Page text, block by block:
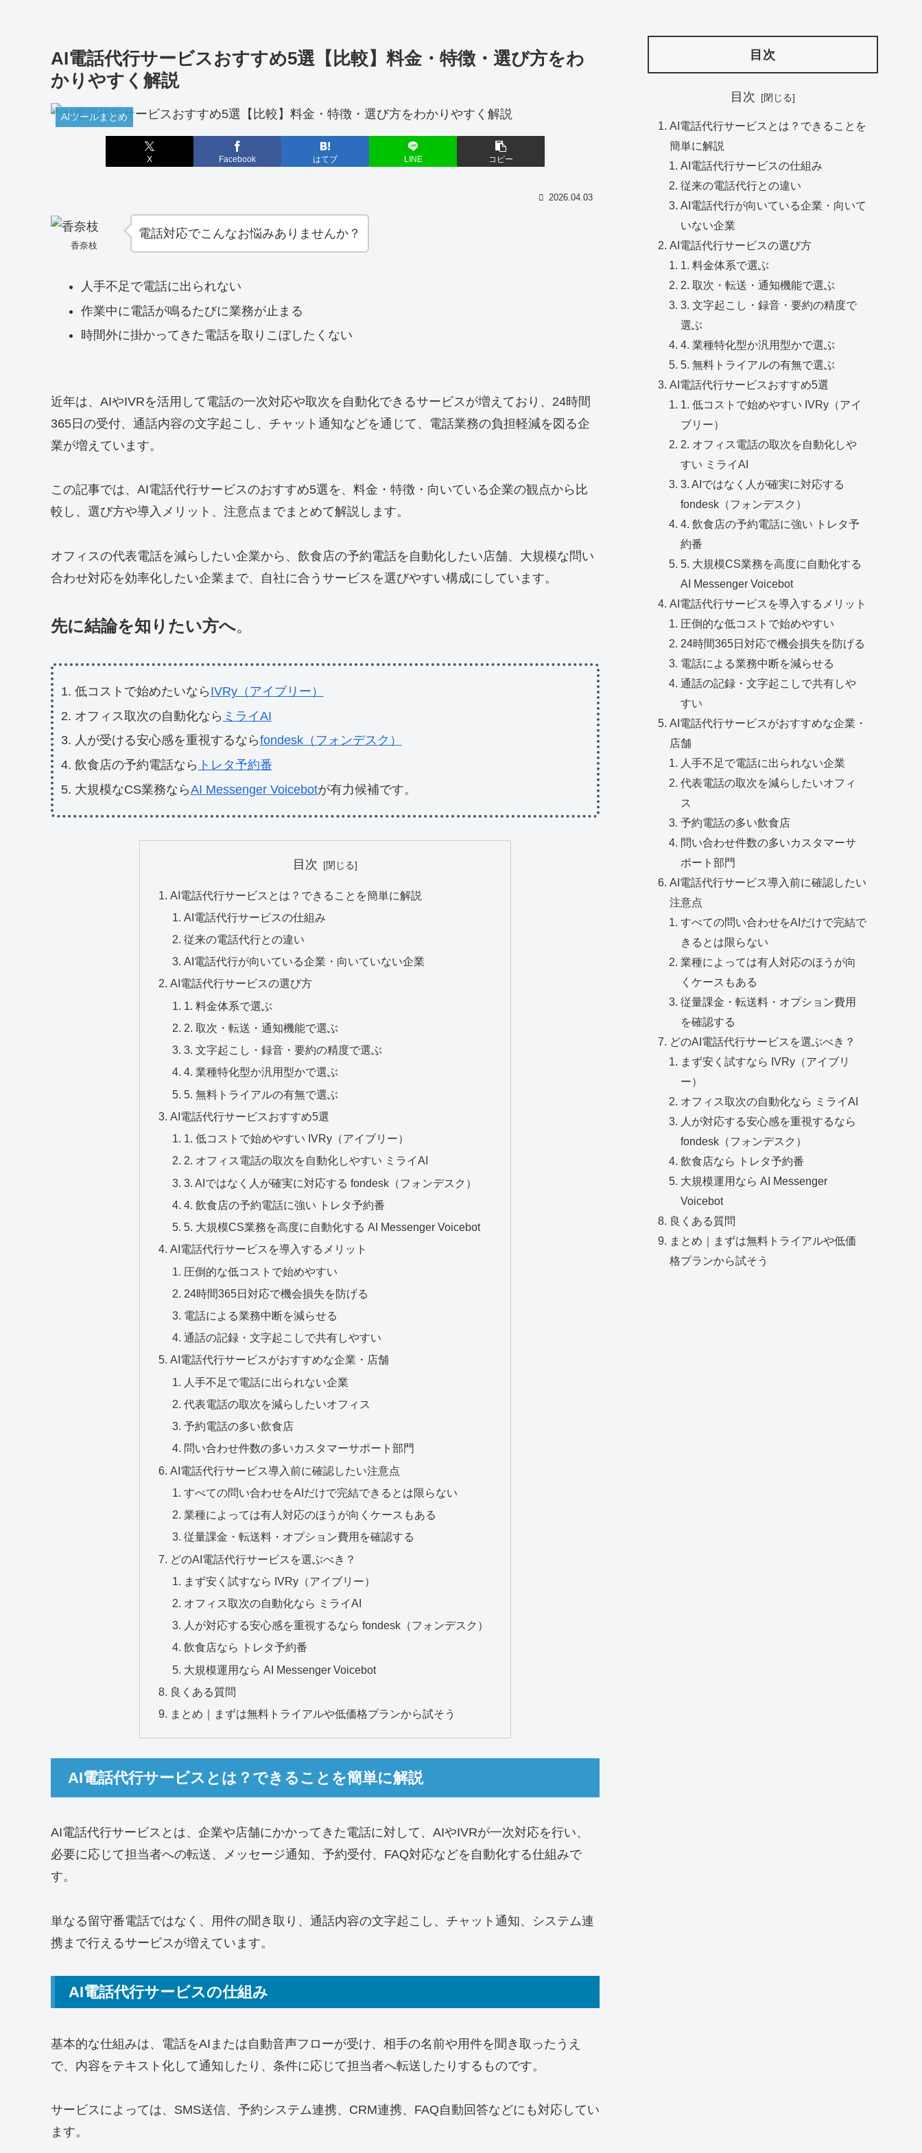
AI電話代行サービスおすすめ5選【比較】料金・特徴・選び方をわ
かりやすく解説
AIツールまとめ
X Facebook はてブ LINE コピー
2026.04.03
香奈枝
電話対応でこんなお悩みありませんか？
人手不足で電話に出られない
作業中に電話が鳴るたびに業務が止まる
時間外に掛かってきた電話を取りこぼしたくない
近年は、AIやIVRを活用して電話の一次対応や取次を自動化できるサービスが増えており、24時間
365日の受付、通話内容の文字起こし、チャット通知などを通じて、電話業務の負担軽減を図る企
業が増えています。
この記事では、AI電話代行サービスのおすすめ5選を、料金・特徴・向いている企業の観点から比
較し、選び方や導入メリット、注意点までまとめて解説します。
オフィスの代表電話を減らしたい企業から、飲食店の予約電話を自動化したい店舗、大規模な問い
合わせ対応を効率化したい企業まで、自社に合うサービスを選びやすい構成にしています。
先に結論を知りたい方へ。
低コストで始めたいなら IVRy（アイブリー）
オフィス取次の自動化なら ミライAI
人が受ける安心感を重視するならfondesk（フォンデスク）
飲食店の予約電話なら トレタ予約番
大規模なCS業務ならAI Messenger Voicebotが有力候補です。
目次
AI電話代行サービスとは？できることを簡単に解説
AI電話代行サービスの仕組み
従来の電話代行との違い
AI電話代行が向いている企業・向いていない企業
AI電話代行サービスの選び方
1. 料金体系で選ぶ
2. 取次・転送・通知機能で選ぶ
3. 文字起こし・録音・要約の精度で選ぶ
4. 業種特化型か汎用型かで選ぶ
5. 無料トライアルの有無で選ぶ
AI電話代行サービスおすすめ5選
1. 低コストで始めやすい IVRy（アイブリー）
2. オフィス電話の取次を自動化しやすい ミライAI
3. AIではなく人が確実に対応する fondesk（フォンデスク）
4. 飲食店の予約電話に強い トレタ予約番
5. 大規模CS業務を高度に自動化する AI Messenger Voicebot
AI電話代行サービスを導入するメリット
圧倒的な低コストで始めやすい
24時間365日対応で機会損失を防げる
電話による業務中断を減らせる
通話の記録・文字起こしで共有しやすい
AI電話代行サービスがおすすめな企業・店舗
人手不足で電話に出られない企業
代表電話の取次を減らしたいオフィス
予約電話の多い飲食店
問い合わせ件数の多いカスタマーサポート部門
AI電話代行サービス導入前に確認したい注意点
すべての問い合わせをAIだけで完結できるとは限らない
業種によっては有人対応のほうが向くケースもある
従量課金・転送料・オプション費用を確認する
どのAI電話代行サービスを選ぶべき？
まず安く試すなら IVRy（アイブリー）
オフィス取次の自動化なら ミライAI
人が対応する安心感を重視するなら fondesk（フォンデスク）
飲食店なら トレタ予約番
大規模運用なら AI Messenger Voicebot
良くある質問
まとめ｜まずは無料トライアルや低価格プランから試そう
AI電話代行サービスとは？できることを簡単に解説
AI電話代行サービスとは、企業や店舗にかかってきた電話に対して、AIやIVRが一次対応を行い、
必要に応じて担当者への転送、メッセージ通知、予約受付、FAQ対応などを自動化する仕組みで
す。
単なる留守番電話ではなく、用件の聞き取り、通話内容の文字起こし、チャット通知、システム連
携まで行えるサービスが増えています。
AI電話代行サービスの仕組み
基本的な仕組みは、電話をAIまたは自動音声フローが受け、相手の名前や用件を聞き取ったうえ
で、内容をテキスト化して通知したり、条件に応じて担当者へ転送したりするものです。
サービスによっては、SMS送信、予約システム連携、CRM連携、FAQ自動回答などにも対応してい
ます。
目次
目次
AI電話代行サービスとは？できることを
簡単に解説
AI電話代行サービスの仕組み
従来の電話代行との違い
AI電話代行が向いている企業・向いて
いない企業
AI電話代行サービスの選び方
1. 料金体系で選ぶ
2. 取次・転送・通知機能で選ぶ
3. 文字起こし・録音・要約の精度で
選ぶ
4. 業種特化型か汎用型かで選ぶ
5. 無料トライアルの有無で選ぶ
AI電話代行サービスおすすめ5選
1. 低コストで始めやすい IVRy（アイ
ブリー）
2. オフィス電話の取次を自動化しや
すい ミライAI
3. AIではなく人が確実に対応する
fondesk（フォンデスク）
4. 飲食店の予約電話に強い トレタ予
約番
5. 大規模CS業務を高度に自動化する
AI Messenger Voicebot
AI電話代行サービスを導入するメリット
圧倒的な低コストで始めやすい
24時間365日対応で機会損失を防げる
電話による業務中断を減らせる
通話の記録・文字起こしで共有しや
すい
AI電話代行サービスがおすすめな企業・
店舗
人手不足で電話に出られない企業
代表電話の取次を減らしたいオフィ
ス
予約電話の多い飲食店
問い合わせ件数の多いカスタマーサ
ポート部門
AI電話代行サービス導入前に確認したい
注意点
すべての問い合わせをAIだけで完結で
きるとは限らない
業種によっては有人対応のほうが向
くケースもある
従量課金・転送料・オプション費用
を確認する
どのAI電話代行サービスを選ぶべき？
まず安く試すなら IVRy（アイブリ
ー）
オフィス取次の自動化なら ミライAI
人が対応する安心感を重視するなら
fondesk（フォンデスク）
飲食店なら トレタ予約番
大規模運用なら AI Messenger
Voicebot
良くある質問
まとめ｜まずは無料トライアルや低価
格プランから試そう